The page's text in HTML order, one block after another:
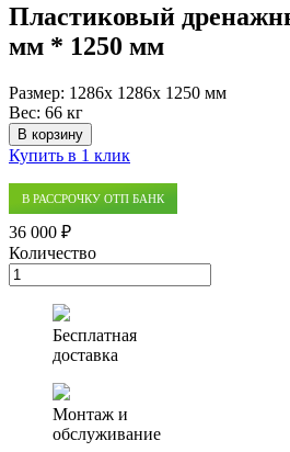
Пластиковый
мм * 1250 мм
Размер: 1286x 1286x 1250 мм
Вес: 66 кг
В корзину
Купить в 1 клик
В РАССРОЧКУ ОТП БАНК
36 000 ₽
Количество
Количество
товара
Пластиковый
дренажный
колодец
Бесплатная
доставка
Монтаж и
обслуживание